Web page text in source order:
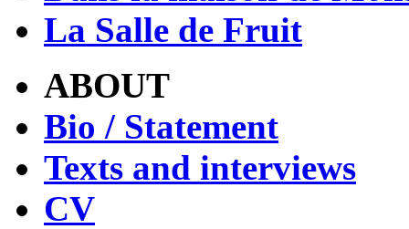
La Salle de Fruit
ABOUT
Bio / Statement
Texts and interviews
CV